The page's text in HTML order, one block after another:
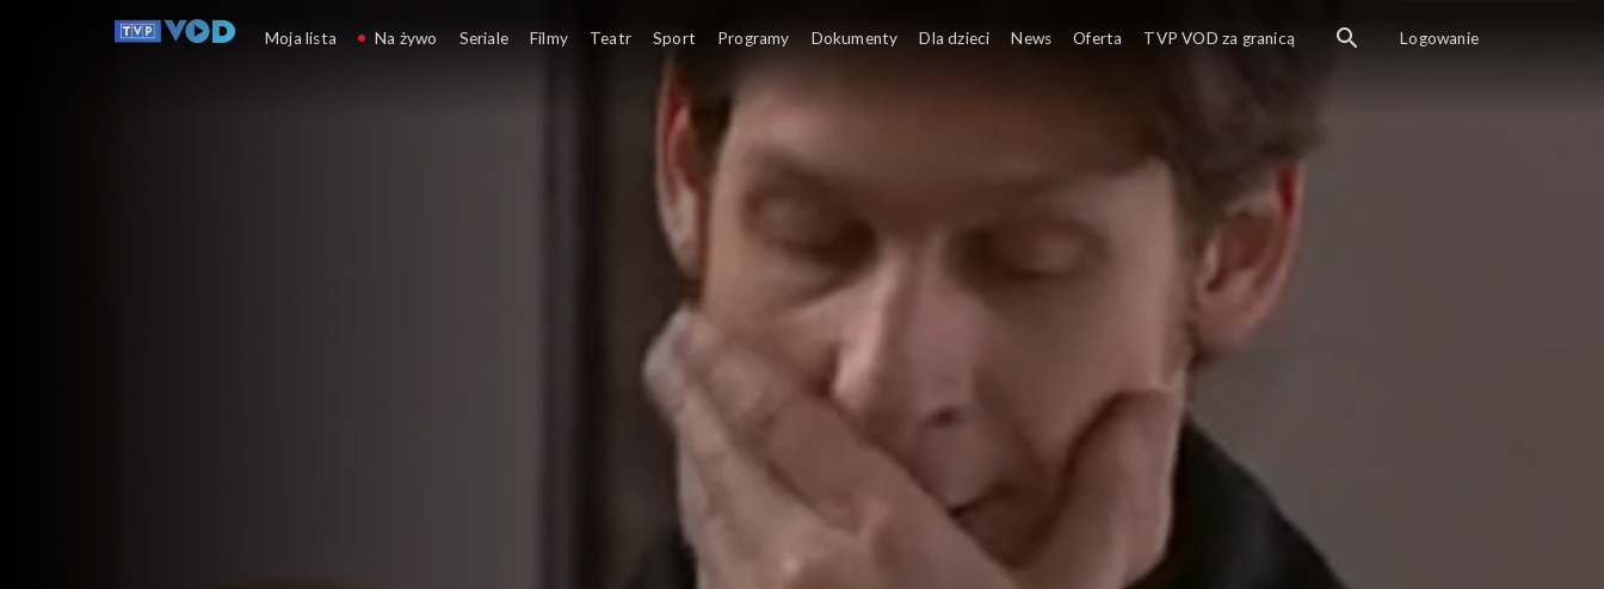
Plebania
Moja lista Na żywo Seriale Filmy Teatr Sport Programy Dokumenty Dla dzieci News Oferta TVP VOD za granicą Logowanie